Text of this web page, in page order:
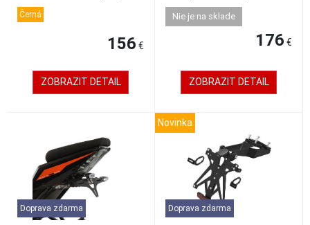
Černá
156 €
ZOBRAZIT DETAIL
Nie je na sklade
176 €
ZOBRAZIT DETAIL
Doprava zdarma
Novinka
Doprava zdarma